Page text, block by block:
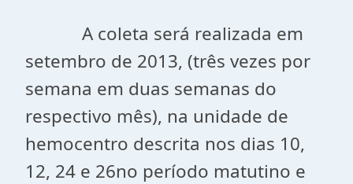
A coleta será realizada em
setembro de 2013, (três vezes por
semana em duas semanas do
respectivo mês), na unidade de
hemocentro descrita nos dias 10,
12, 24 e 26no período matutino e